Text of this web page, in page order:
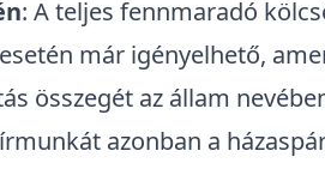
: A teljes fennmaradó
már igényelhető,
összegét az állam
azonban a